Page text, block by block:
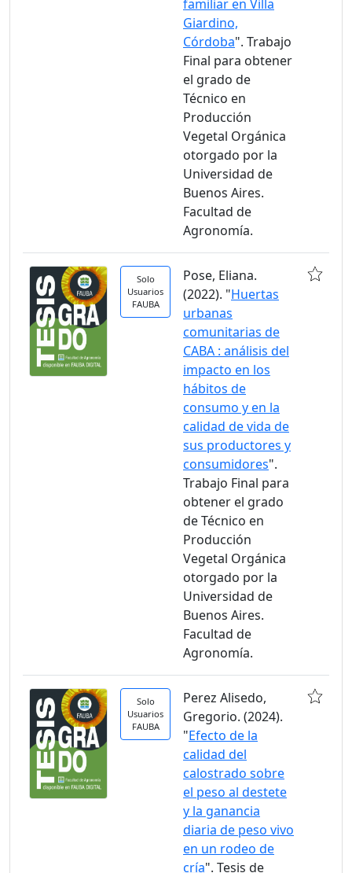
familiar en Villa
Giardino,
Córdoba". Trabajo
Final para obtener
el grado de
Técnico en
Producción
Vegetal Orgánica
otorgado por la
Universidad de
Buenos Aires.
Facultad de
Agronomía.
Solo
Usuarios
FAUBA
Pose, Eliana.
(2022). "Huertas
urbanas
comunitarias de
CABA : análisis del
impacto en los
hábitos de
consumo y en la
calidad de vida de
sus productores y
consumidores".
Trabajo Final para
obtener el grado
de Técnico en
Producción
Vegetal Orgánica
otorgado por la
Universidad de
Buenos Aires.
Facultad de
Agronomía.
Solo
Usuarios
FAUBA
Perez Alisedo,
Gregorio. (2024).
"Efecto de la
calidad del
calostrado sobre
el peso al destete
y la ganancia
diaria de peso vivo
en un rodeo de
cría". Tesis de